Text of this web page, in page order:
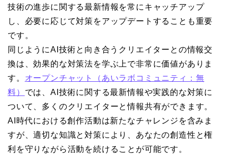
技術の進歩に関する最新情報を常にキャッチアップ
し、必要に応じて対策をアップデートすることも重要
です。
同じようにAI技術と向き合うクリエイターとの情報交
換は、効果的な対策法を学ぶ上で非常に価値がありま
す。 オープンチャット（あいラボコミュニティ：無
料） では、AI技術に関する最新情報や実践的な対策に
ついて、多くのクリエイターと情報共有ができます。
AI時代における創作活動は新たなチャレンジを含みま
すが、適切な知識と対策により、あなたの創造性と権
利を守りながら活動を続けることが可能です。